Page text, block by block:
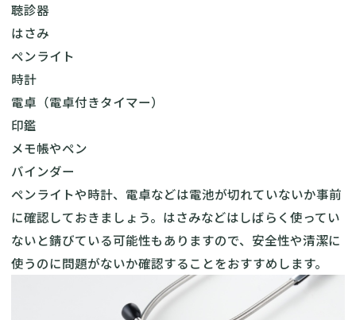
聴診器
はさみ
ペンライト
時計
電卓（電卓付きタイマー）
印鑑
メモ帳やペン
バインダー
ペンライトや時計、電卓などは電池が切れていないか事前
に確認しておきましょう。はさみなどはしばらく使ってい
ないと錆びている可能性もありますので、安全性や清潔に
使うのに問題がないか確認することをおすすめします。